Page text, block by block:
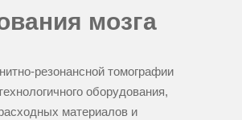
мозга
резонансной томографии
оборудования,
материалов и